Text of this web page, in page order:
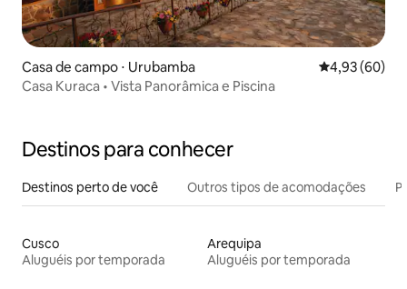
Casa de campo ⋅ Urubamba 4,93 de uma
4,93 (60)
Casa Kuraca • Vista Panorâmica e Piscina
Destinos para conhecer
Destinos perto de você Outros tipos de acomodações
Cusco
Aluguéis por temporada
Arequipa
Aluguéis por temporada